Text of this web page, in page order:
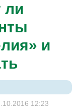
ли
и
12:23